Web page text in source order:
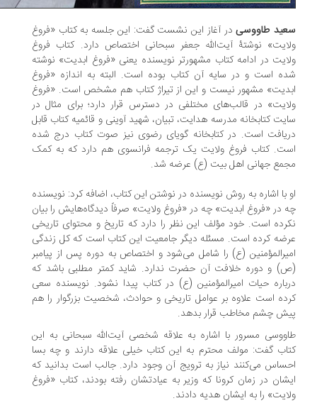
طاووسیدر آغاز این نشست گفت: این جلسه به کتاب «فروغ
نوشتۀ آیت‌الله جعفر سبحانی اختصاص دارد. کتاب فروغ
در ادامه کتاب مشهورتر نویسنده یعنی «فروغ ابدیت» نوشته
است و در سایه آن کتاب بوده است. البته به اندازه «فروغ
مشهور نیست و این از تیراژ کتاب هم مشخص است. «فروغ
در قالب‌های مختلفی در دسترس قرار دارد؛ برای مثال در
کتابخانه مدرسه هدایت، تبیان، شهید آوینی و قائمیه کتاب قابل
است. در کتابخانه گویای رضوی نیز صوت کتاب درج شده
کتاب فروغ ولایت یک ترجمه فرانسوی هم دارد که به کمک
جهانی اهل بیت (ع) عرضه شد.
با اشاره به روش نویسنده در نوشتن این کتاب، اضافه کرد: نویسنده
در «فروغ ابدیت» چه در «فروغ ولایت» صرفاً دیدگاه‌هایش را بیان
است. خود مؤلف این نظر را دارد که تاریخ و محتوای تاریخی
کرده است. مسئله دیگر جامعیت این کتاب است که کل زندگی
(ع) را شامل می‌شود و اختصاص به دوره پس از پیامبر
و دوره خلافت آن حضرت ندارد. شاید کمتر مطلبی باشد که
حیات امیرالمؤمنین (ع) در کتاب پیدا نشود. نویسنده سعی
است علاوه بر عوامل تاریخی و حوادث، شخصیت بزرگوار را هم
چشم مخاطب قرار بدهد.
مسرور با اشاره به علاقه شخصی آیت‌الله سبحانی به این
گفت: مولف محترم به این کتاب خیلی علاقه دارند و چه بسا
می‌کنند نیاز به ترویج آن وجود دارد. جالب است بدانید که
در زمان کرونا که وزیر به عیادتشان رفته بودند، کتاب «فروغ
را به ایشان هدیه دادند.